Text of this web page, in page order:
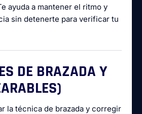
ayuda a mantener el ritmo y
sin detenerte para verificar tu
DE BRAZADA Y
la técnica de brazada y corregir